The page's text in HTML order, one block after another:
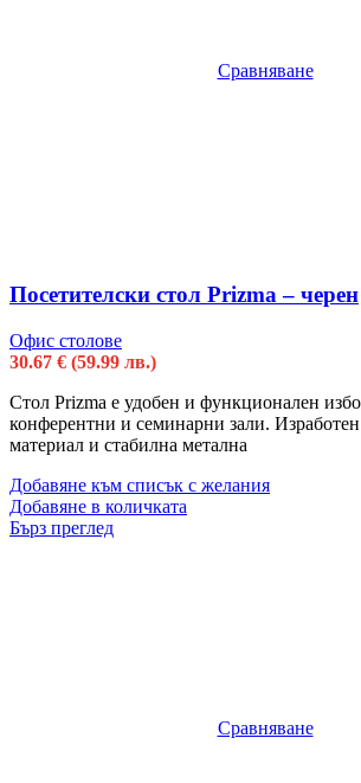
Сравняване
Посетителски стол Prizma – черен
Офис столове
30.67 € (59.99 лв.)
Стол Prizma е удобен и функционален
конферентни и семинарни зали. Изработен
материал и стабилна метална
Добавяне към списък с желания
Добавяне в количката
Бърз преглед
Сравняване